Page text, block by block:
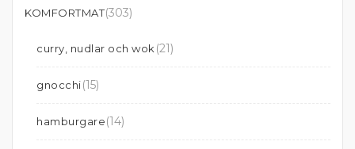
KOMFORTMAT(303)
curry, nudlar och wok (21)
gnocchi(15)
hamburgare(14)